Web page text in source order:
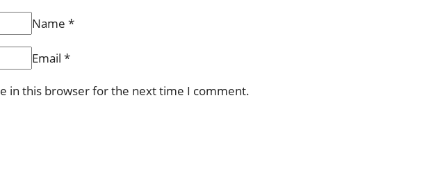
Name *
Email *
in this browser for the next time I comment.